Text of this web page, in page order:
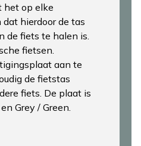
het op elke
hierdoor de tas
de fiets te halen is.
fietsen.
aan te
de fietstas
fiets. De plaat is
Grey / Green.